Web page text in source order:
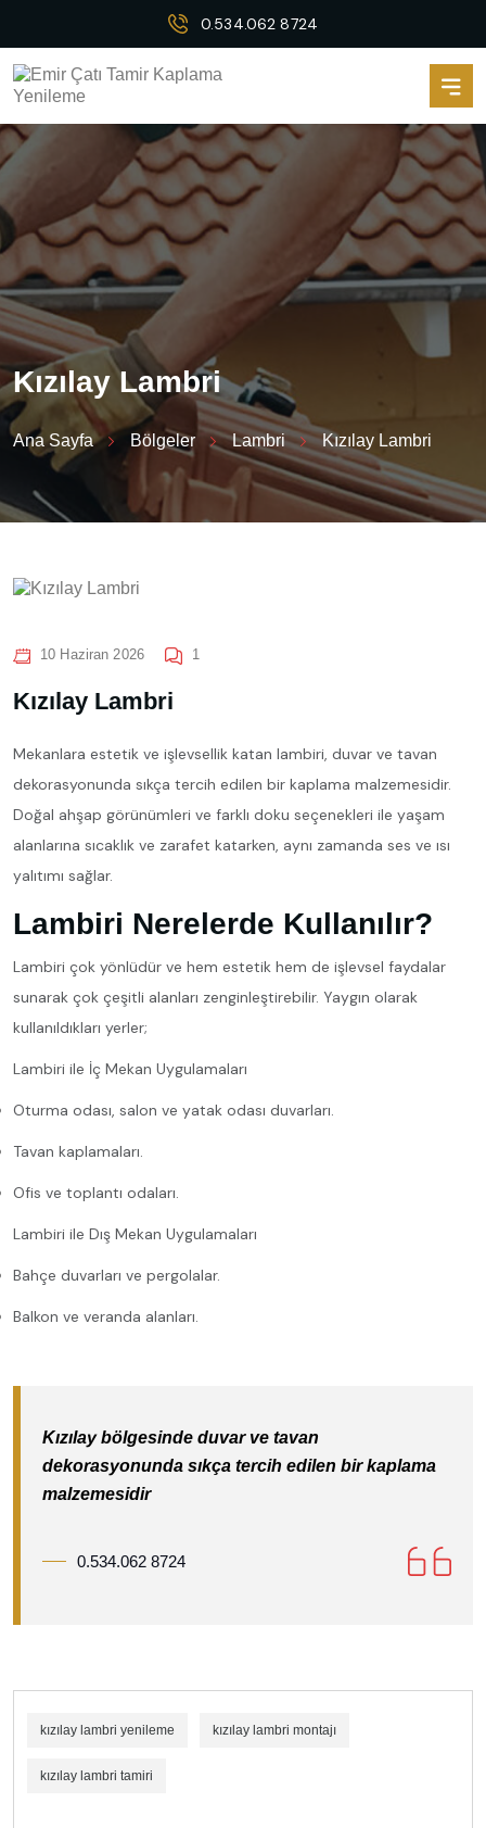
0.534.062 8724
Kızılay Lambri
Ana Sayfa Bölgeler Lambri Kızılay Lambri
10 Haziran 2026 1
Kızılay Lambri
Mekanlara estetik ve işlevsellik katan lambiri, duvar ve tavan
dekorasyonunda sıkça tercih edilen bir kaplama malzemesidir.
Doğal ahşap görünümleri ve farklı doku seçenekleri ile yaşam
alanlarına sıcaklık ve zarafet katarken, aynı zamanda ses ve ısı
yalıtımı sağlar.
Lambiri Nerelerde Kullanılır?
Lambiri çok yönlüdür ve hem estetik hem de işlevsel faydalar
sunarak çok çeşitli alanları zenginleştirebilir. Yaygın olarak
kullanıldıkları yerler;
Lambiri ile İç Mekan Uygulamaları
Oturma odası, salon ve yatak odası duvarları.
Tavan kaplamaları.
Ofis ve toplantı odaları.
Lambiri ile Dış Mekan Uygulamaları
Bahçe duvarları ve pergolalar.
Balkon ve veranda alanları.
Kızılay bölgesinde duvar ve tavan
dekorasyonunda sıkça tercih edilen bir kaplama
malzemesidir
0.534.062 8724
kızılay lambri yenileme kızılay lambri montajı
kızılay lambri tamiri